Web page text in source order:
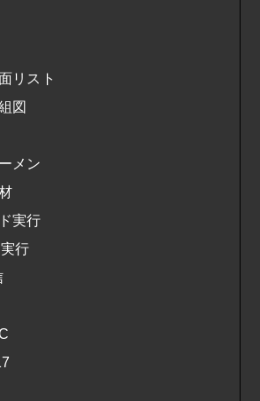
リスト
図
メン
実行
行